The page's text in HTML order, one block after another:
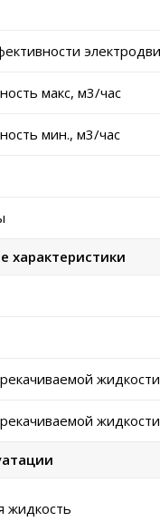
макс, м3/час
мин., м3/час
характеристики
жидкость